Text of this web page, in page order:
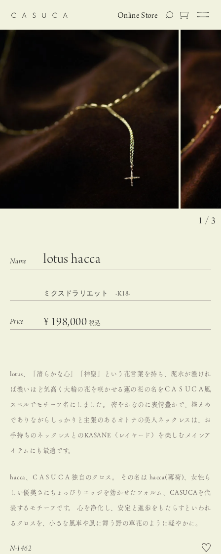
Online Store
1 / 3
lotus hacca
ミクスドラリエット -K18-
¥ 198,000 税込
lotus、「清らかな心」「神聖」という花言葉を持ち、泥水が濃けれ
ば濃いほど気高く大輪の花を咲かせる蓮の花の名をＣＡＳＵＣＡ風
スペルでモチーフ名にしました。 密やかなのに表情豊かで、控えめ
でありながらしっかりと主張のあるオトナの美人ネックレスは、お
手持ちのネックレスとのKASANE（レイヤード）を楽しむメインア
イテムにも最適です。
hacca、C A S U C A 独自のクロス。 その名は hacca(薄荷)、女性ら
しい優美さにちょっぴりエッジを効かせたフォルム、CASUCAを代
表するモチーフです。 心を浄化し、安定と進歩をもたらすといわれ
るクロスを、小さな風車や風に舞う野の草花のように軽やかに。
N-1462